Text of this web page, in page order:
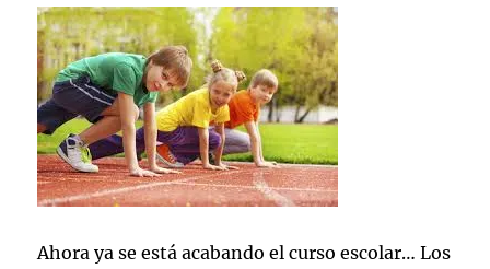
Ahora ya se está acabando el curso escolar… Los